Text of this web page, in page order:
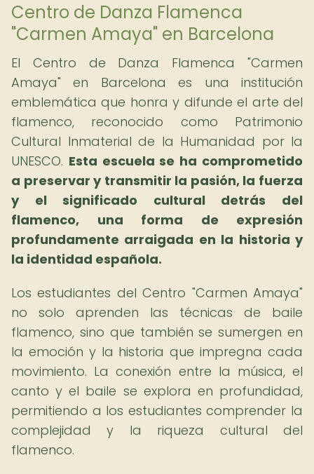
Centro de Danza Flamenca
"Carmen Amaya" en Barcelona
El Centro de Danza Flamenca "Carmen
Amaya" en Barcelona es una institución
emblemática que honra y difunde el arte del
flamenco, reconocido como Patrimonio
Cultural Inmaterial de la Humanidad por la
UNESCO. Esta escuela se ha comprometido
a preservar y transmitir la pasión, la fuerza
y el significado cultural detrás del
flamenco, una forma de expresión
profundamente arraigada en la historia y
la identidad española.
Los estudiantes del Centro "Carmen Amaya"
no solo aprenden las técnicas de baile
flamenco, sino que también se sumergen en
la emoción y la historia que impregna cada
movimiento. La conexión entre la música, el
canto y el baile se explora en profundidad,
permitiendo a los estudiantes comprender la
complejidad y la riqueza cultural del
flamenco.